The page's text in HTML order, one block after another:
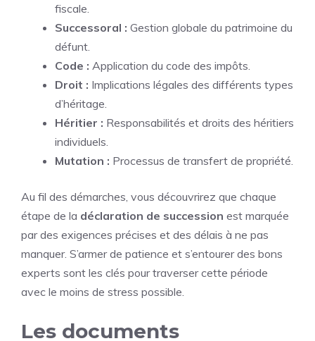
fiscale.
Successoral : Gestion globale du patrimoine du
défunt.
Code : Application du code des impôts.
Droit : Implications légales des différents types
d’héritage.
Héritier : Responsabilités et droits des héritiers
individuels.
Mutation : Processus de transfert de propriété.
Au fil des démarches, vous découvrirez que chaque
étape de la déclaration de succession est marquée
par des exigences précises et des délais à ne pas
manquer. S’armer de patience et s’entourer des bons
experts sont les clés pour traverser cette période
avec le moins de stress possible.
Les documents